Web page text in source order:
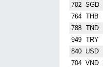
702 SGD
764 THB
788 TND
949 TRY
840 USD
704 VND